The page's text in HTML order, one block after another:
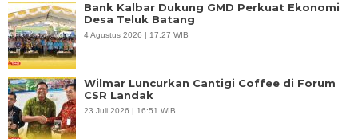
Bank Kalbar Dukung GMD Perkuat Ekonomi
Desa Teluk Batang
4 Agustus 2026 | 17:27 WIB
Wilmar Luncurkan Cantigi Coffee di Forum
CSR Landak
23 Juli 2026 | 16:51 WIB